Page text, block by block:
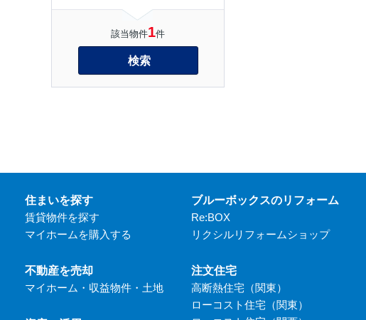
該当物件1件
検索
住まいを探す
賃貸物件を探す
マイホームを購入する
不動産を売却
マイホーム・収益物件・土地
ブルーボックスのリフォーム
Re:BOX
リクシルリフォームショップ
注文住宅
高断熱住宅（関東）
ローコスト住宅（関東）